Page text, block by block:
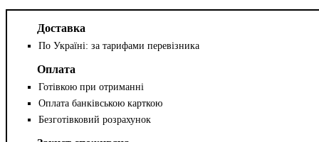
Доставка
По Україні: за тарифами перевізника
Оплата
Готівкою при отриманні
Оплата банківською карткою
Безготівковий розрахунок